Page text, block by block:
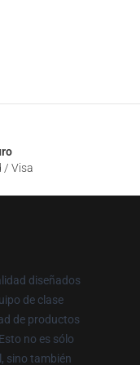
/ Visa
diseñados
de clase
de productos
no es sólo
sino también